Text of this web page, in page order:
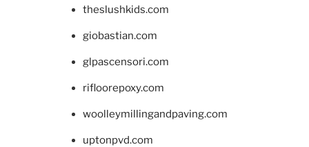
theslushkids.com
giobastian.com
glpascensori.com
rifloorepoxy.com
woolleymillingandpaving.com
uptonpvd.com